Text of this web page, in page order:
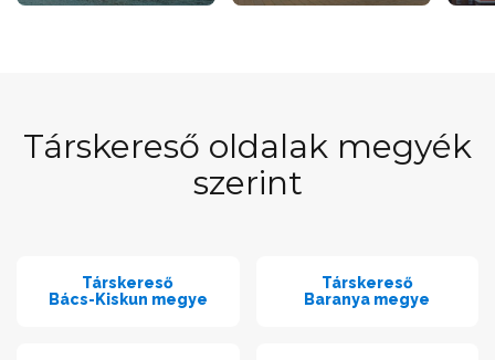
Társkereső oldalak megyék
szerint
Társkereső
Bács-Kiskun megye
Társkereső
Baranya megye